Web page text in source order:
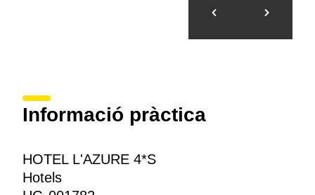
Informació pràctica
HOTEL L'AZURE 4*S
Hotels